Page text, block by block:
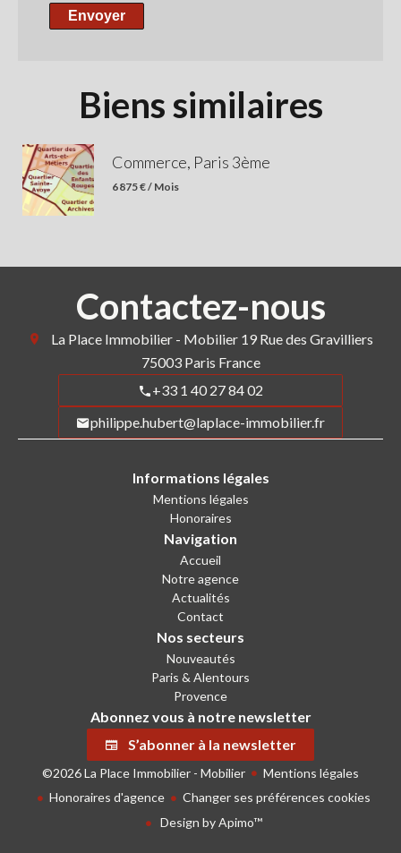
Envoyer
Biens similaires
Commerce, Paris 3ème
6 875 € / Mois
Contactez-nous
La Place Immobilier - Mobilier 19 Rue des Gravilliers
75003Paris France
+33 1 40 27 84 02
philippe.hubert@laplace-immobilier.fr
Informations légales
Mentions légales
Honoraires
Navigation
Accueil
Notre agence
Actualités
Contact
Nos secteurs
Nouveautés
Paris & Alentours
Provence
Abonnez vous à notre newsletter
S’abonner à la newsletter
©2026 La Place Immobilier - Mobilier
Mentions légales
Honoraires d'agence
Changer ses préférences cookies
Design byApimo™